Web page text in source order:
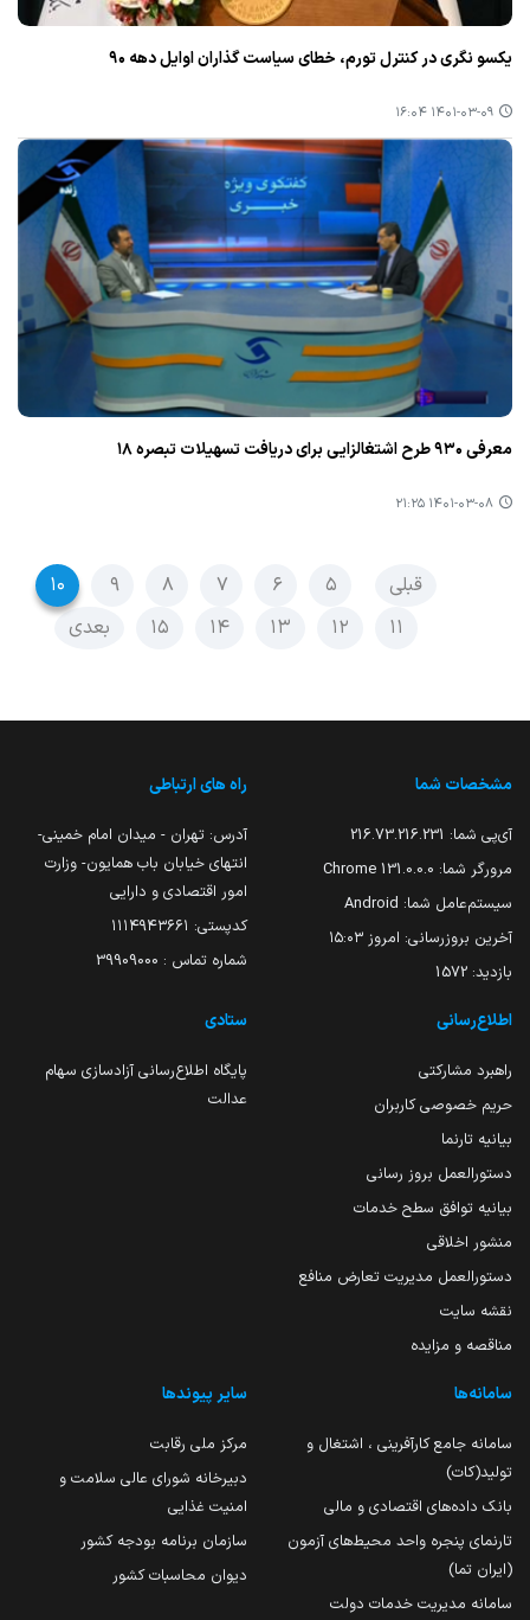
یكسو نگری در كنترل تورم، خطای سیاست گذاران اوایل دهه ۹۰
۱۴۰۱-۰۳-۰۹ ۱۶:۰۴
معرفی ۹۳۰ طرح اشتغالزایی برای دریافت تسهیلات تبصره ۱۸
۱۴۰۱-۰۳-۰۸ ۲۱:۲۵
قبلی ۵ ۶ ۷ ۸ ۹
۱۰
۱۱
۱۲ ۱۳ ۱۴ ۱۵ بعدی
مشخصات شما
آی‌پی شما: 216.73.216.231
مرورگر شما: 131.0.0.0 Chrome
سیستم‌عامل شما: Android
آخرین بروزرسانی: امروز ۱۵:۰۳
بازدید: 1572
راه های ارتباطی
آدرس: تهران - میدان امام خمینی-
انتهای خیابان باب همایون- وزارت
امور اقتصادی و دارایی
کدپستی: ۱۱۱۴۹۴۳۶۶۱
شماره تماس : 39909000
اطلاع‌رسانی
راهبرد مشارکتی
حریم خصوصی کاربران
بیانیه تارنما
دستورالعمل بروز رسانی
بیانیه توافق سطح خدمات
منشور اخلاقی
دستورالعمل مدیریت تعارض منافع
نقشه سایت
مناقصه و مزایده
ستادی
پایگاه اطلاع‌رسانی آزادسازی سهام
عدالت
سامانه‌ها
سامانه جامع کارآفرینی ، اشتغال و
تولید(کات)
بانک داده‌های اقتصادی و مالی
تارنمای پنجره واحد محیط‌های آزمون
(ایران تما)
سامانه مدیریت خدمات دولت
سایر پیوندها
مرکز ملی رقابت
دبیرخانه شورای عالی سلامت و
امنیت غذایی
سازمان برنامه بودجه کشور
دیوان محاسبات کشور